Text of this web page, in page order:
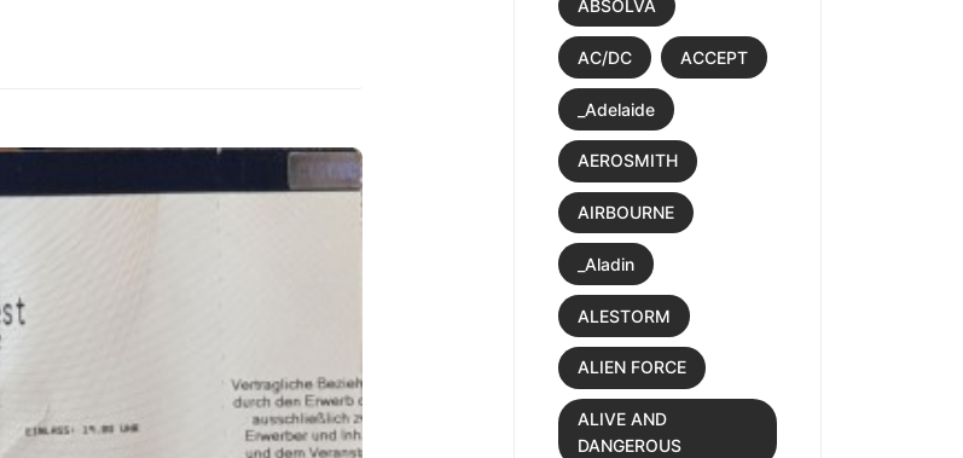
ABSOLVA
AC/DC ACCEPT
_Adelaide
AEROSMITH
AIRBOURNE
_Aladin
ALESTORM
ALIEN FORCE
ALIVE AND
DANGEROUS